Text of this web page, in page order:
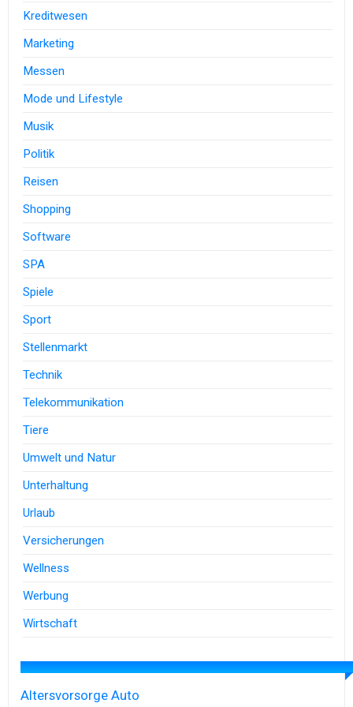
Kreditwesen
Marketing
Messen
Mode und Lifestyle
Musik
Politik
Reisen
Shopping
Software
SPA
Spiele
Sport
Stellenmarkt
Technik
Telekommunikation
Tiere
Umwelt und Natur
Unterhaltung
Urlaub
Versicherungen
Wellness
Werbung
Wirtschaft
Altersvorsorge Auto